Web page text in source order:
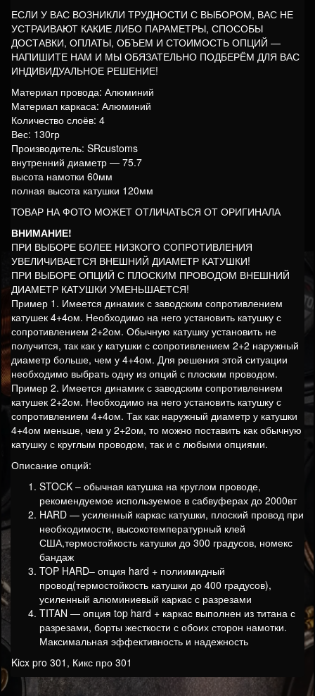
ЕСЛИ У ВАС ВОЗНИКЛИ ТРУДНОСТИ С ВЫБОРОМ, ВАС НЕ
УСТРАИВАЮТ КАКИЕ ЛИБО ПАРАМЕТРЫ, СПОСОБЫ
ДОСТАВКИ, ОПЛАТЫ, ОБЪЕМ И СТОИМОСТЬ ОПЦИЙ —
НАПИШИТЕ НАМ И МЫ ОБЯЗАТЕЛЬНО ПОДБЕРЁМ ДЛЯ ВАС
ИНДИВИДУАЛЬНОЕ РЕШЕНИЕ!
Материал провода: Алюминий
Материал каркаса: Алюминий
Количество слоёв: 4
Вес: 130гр
Производитель: SRcustoms
внутренний диаметр — 75.7
высота намотки 60мм
полная высота катушки 120мм
ТОВАР НА ФОТО МОЖЕТ ОТЛИЧАТЬСЯ ОТ ОРИГИНАЛА
ВНИМАНИЕ!
ПРИ ВЫБОРЕ БОЛЕЕ НИЗКОГО СОПРОТИВЛЕНИЯ
УВЕЛИЧИВАЕТСЯ ВНЕШНИЙ ДИАМЕТР КАТУШКИ!
ПРИ ВЫБОРЕ ОПЦИЙ С ПЛОСКИМ ПРОВОДОМ ВНЕШНИЙ
ДИАМЕТР КАТУШКИ УМЕНЬШАЕТСЯ!
Пример 1. Имеется динамик с заводским сопротивлением
катушек 4+4ом. Необходимо на него установить катушку с
сопротивлением 2+2ом. Обычную катушку установить не
получится, так как у катушки с сопротивлением 2+2 наружный
диаметр больше, чем у 4+4ом. Для решения этой ситуации
необходимо выбрать одну из опций с плоским проводом.
Пример 2. Имеется динамик с заводским сопротивлением
катушек 2+2ом. Необходимо на него установить катушку с
сопротивлением 4+4ом. Так как наружный диаметр у катушки
4+4ом меньше, чем у 2+2ом, то можно поставить как обычную
катушку с круглым проводом, так и с любыми опциями.
Описание опций:
STOСK – обычная катушка на круглом проводе,
рекомендуемое используемое в сабвуферах до 2000вт
HARD — усиленный каркас катушки, плоский провод при
необходимости, высокотемпературный клей
США,термостойкость катушки до 300 градусов, номекс
бандаж
TOP HARD– опция hard + полиимидный
провод(термостойкость катушки до 400 градусов),
усиленный алюминиевый каркас с разрезами
TITAN — опция top hard + каркас выполнен из титана с
разрезами, борты жесткости с обоих сторон намотки.
Максимальная эффективность и надежность
Kicx pro 301, Кикс про 301